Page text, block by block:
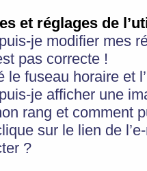
et réglages de
je modifier mes
pas correcte !
le fuseau horaire et
je afficher une
rang et comment
sur le lien de
?